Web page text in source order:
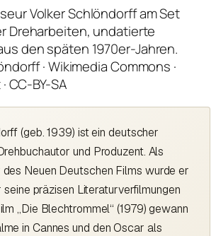
· Wikimedia Commons ·
CC-BY-SA
(geb. 1939) ist ein deutscher
und Produzent. Als
Neuen Deutschen Films wurde er
präzisen Literaturverfilmungen
„Die Blechtrommel“ (1979) gewann
in Cannes und den Oscar als